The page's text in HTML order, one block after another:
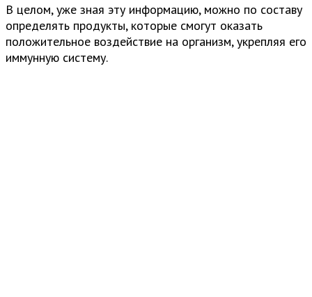
В целом, уже зная эту информацию, можно по составу
определять продукты, которые смогут оказать
положительное воздействие на организм, укрепляя его
иммунную систему.